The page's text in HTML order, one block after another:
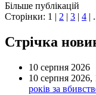
Більше публікацій
Сторінки: 1 | 2 | 3 | 4 |
Стрічка
10 серпня 2026
10 серпня 2026,
років за